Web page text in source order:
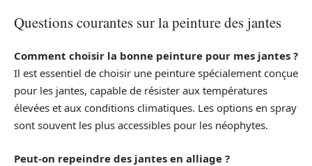
Questions courantes sur la peinture des jantes
Comment choisir la bonne peinture pour mes jantes ?
Il est essentiel de choisir une peinture spécialement conçue
pour les jantes, capable de résister aux températures
élevées et aux conditions climatiques. Les options en spray
sont souvent les plus accessibles pour les néophytes.
Peut-on repeindre des jantes en alliage ?